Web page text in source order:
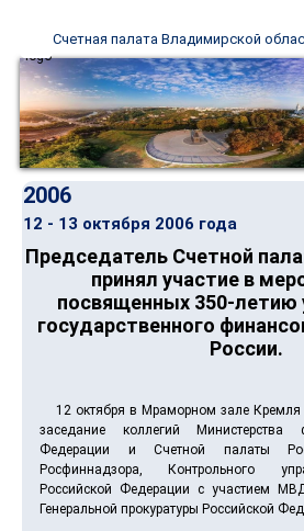
Счетная палата Владимирской
2006
12 - 13 октября 2006 года
Председатель Счетной
принял участие в
посвященных 350-летию
государственного
России.
12 октября в Мраморном зале Кремля
заседание коллегий Министерства
Федерации и Счетной палаты
Росфиннадзора, Контрольного
Российской Федерации с участием
Генеральной прокуратуры Российской